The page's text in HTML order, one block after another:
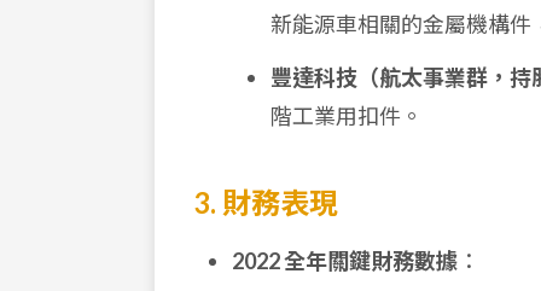
新能源車相關的金屬機構
豐達科技（航太事業群，持
階工業用扣件。
3. 財務表現
2022 全年關鍵財務數據 ：